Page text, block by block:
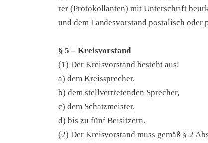
rer (Pro­to­kol­lan­ten) mit Unter­schrift
und dem Lan­des­vor­stand pos­ta­lisch oder
§ 5 – Kreis­vor­stand
(1) Der Kreis­vor­stand besteht aus:
a) dem Kreis­spre­cher,
b) dem stell­ver­tre­ten­den Spre­cher,
c) dem Schatz­meis­ter,
d) bis zu fünf Bei­sit­zern.
(2) Der Kreis­vor­stand muss gemäß § 2